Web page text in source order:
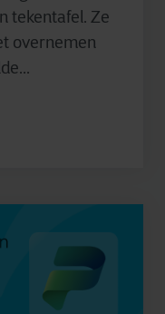
tekentafel. Ze
overnemen